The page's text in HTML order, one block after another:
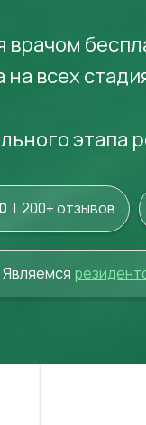
врачом
всех
этапа
| 200+ отзывов
Являемся